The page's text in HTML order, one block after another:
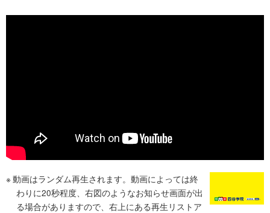
動画はランダム再生されます。動画によっては終
わりに20秒程度、右図のようなお知らせ画面が出
る場合がありますので、右上にある再生リストア